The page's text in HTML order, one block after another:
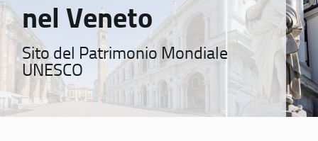
nel Veneto
Sito del Patrimonio Mondiale
UNESCO